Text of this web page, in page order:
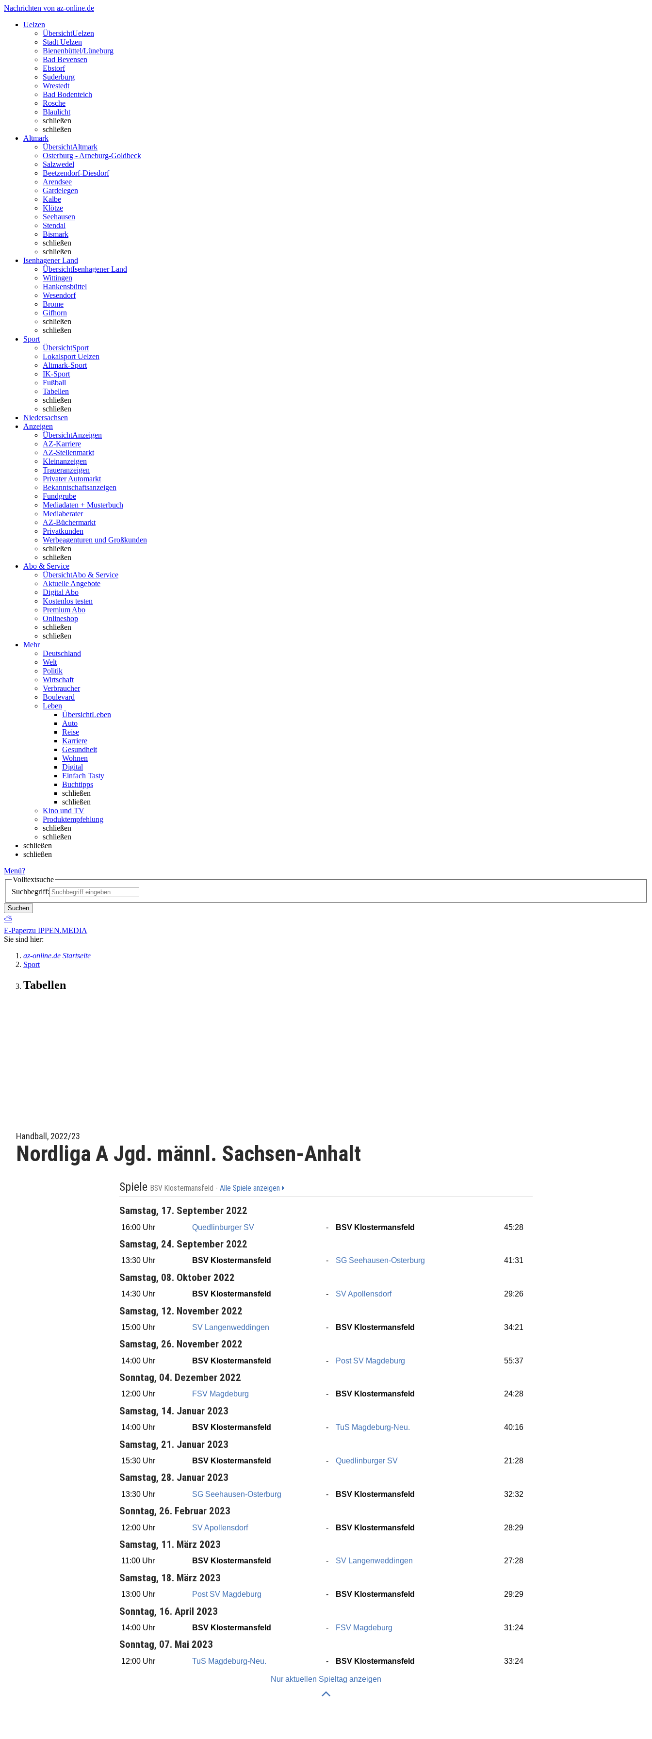
Nachrichten von az-online.de
Uelzen
ÜbersichtUelzen
Stadt Uelzen
Bienenbüttel/Lüneburg
Bad Bevensen
Ebstorf
Suderburg
Wrestedt
Bad Bodenteich
Rosche
Blaulicht
schließen
schließen
Altmark
ÜbersichtAltmark
Osterburg - Arneburg-Goldbeck
Salzwedel
Beetzendorf-Diesdorf
Arendsee
Gardelegen
Kalbe
Klötze
Seehausen
Stendal
Bismark
schließen
schließen
Isenhagener Land
ÜbersichtIsenhagener Land
Wittingen
Hankensbüttel
Wesendorf
Brome
Gifhorn
schließen
schließen
Sport
ÜbersichtSport
Lokalsport Uelzen
Altmark-Sport
IK-Sport
Fußball
Tabellen
schließen
schließen
Niedersachsen
Anzeigen
ÜbersichtAnzeigen
AZ-Karriere
AZ-Stellenmarkt
Kleinanzeigen
Traueranzeigen
Privater Automarkt
Bekanntschaftsanzeigen
Fundgrube
Mediadaten + Musterbuch
Mediaberater
AZ-Büchermarkt
Privatkunden
Werbeagenturen und Großkunden
schließen
schließen
Abo & Service
ÜbersichtAbo & Service
Aktuelle Angebote
Digital Abo
Kostenlos testen
Premium Abo
Onlineshop
schließen
schließen
Mehr
Deutschland
Welt
Politik
Wirtschaft
Verbraucher
Boulevard
Leben
ÜbersichtLeben
Auto
Reise
Karriere
Gesundheit
Wohnen
Digital
Einfach Tasty
Buchtipps
schließen
schließen
Kino und TV
Produktempfehlung
schließen
schließen
schließen
schließen
Menü?
Volltextsuche
Suchbegriff:
Suchen
⛅
E-Paperzu IPPEN.MEDIA
Sie sind hier:
az-online.de Startseite
Sport
Tabellen
Handball, 2022/23
Nordliga A Jgd. männl. Sachsen-Anhalt
Spiele BSV Klostermansfeld - Alle Spiele anzeigen
Samstag, 17. September 2022
16:00 Uhr Quedlinburger SV BSV Klostermansfeld 45:28
Samstag, 24. September 2022
13:30 Uhr BSV Klostermansfeld SG Seehausen-Osterburg 41:31
Samstag, 08. Oktober 2022
14:30 Uhr BSV Klostermansfeld SV Apollensdorf 29:26
Samstag, 12. November 2022
15:00 Uhr SV Langenweddingen BSV Klostermansfeld 34:21
Samstag, 26. November 2022
14:00 Uhr BSV Klostermansfeld Post SV Magdeburg 55:37
Sonntag, 04. Dezember 2022
12:00 Uhr FSV Magdeburg BSV Klostermansfeld 24:28
Samstag, 14. Januar 2023
14:00 Uhr BSV Klostermansfeld TuS Magdeburg-Neu. 40:16
Samstag, 21. Januar 2023
15:30 Uhr BSV Klostermansfeld Quedlinburger SV 21:28
Samstag, 28. Januar 2023
13:30 Uhr SG Seehausen-Osterburg BSV Klostermansfeld 32:32
Sonntag, 26. Februar 2023
12:00 Uhr SV Apollensdorf BSV Klostermansfeld 28:29
Samstag, 11. März 2023
11:00 Uhr BSV Klostermansfeld SV Langenweddingen 27:28
Samstag, 18. März 2023
13:00 Uhr Post SV Magdeburg BSV Klostermansfeld 29:29
Sonntag, 16. April 2023
14:00 Uhr BSV Klostermansfeld FSV Magdeburg 31:24
Sonntag, 07. Mai 2023
12:00 Uhr TuS Magdeburg-Neu. BSV Klostermansfeld 33:24
Nur aktuellen Spieltag anzeigen